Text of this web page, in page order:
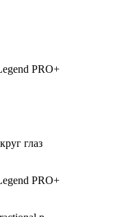
PRO+
глаз
PRO+